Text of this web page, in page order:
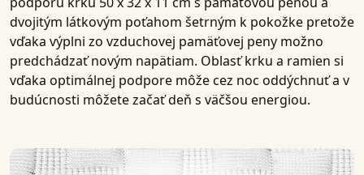
dvojitým látkovým poťahom šetrným k pokožke pretože
vďaka výplni zo vzduchovej pamäťovej peny možno
predchádzať novým napätiam. Oblasť krku a ramien si
vďaka optimálnej podpore môže cez noc oddýchnuť a v
budúcnosti môžete začať deň s väčšou energiou.